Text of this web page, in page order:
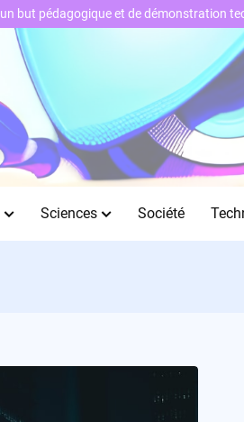
Sciences Société
but pédagogique et de démonstration